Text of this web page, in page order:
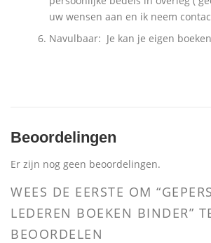
uw wensen aan en ik neem
Navulbaar: Je kan je eigen
Beoordelingen
Er zijn nog geen beoordelingen.
WEES DE EERSTE OM
LEDEREN BOEKEN BINDER”
BEOORDELEN